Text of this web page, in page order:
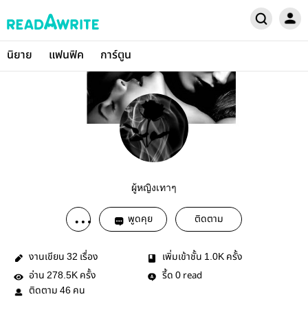
นิยาย แฟนฟิค การ์ตูน
ผู้หญิงเทาๆ
พูดคุย ติดตาม
งานเขียน 32 เรื่อง เพิ่มเข้าชั้น 1.0K ครั้ง
อ่าน 278.5K ครั้ง รี้ด 0 read
ติดตาม 46 คน